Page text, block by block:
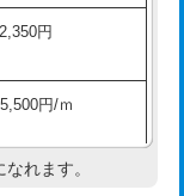
円
円
円
円/ｍ
地調査
れます。